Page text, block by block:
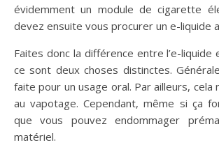
évidemment un module de cigarette
devez ensuite vous procurer un e-liquide
Faites donc la différence entre l’e-liquide
ce sont deux choses distinctes.
faite pour un usage oral. Par ailleurs, cela
au vapotage. Cependant, même si ça
que vous pouvez endommager
matériel.